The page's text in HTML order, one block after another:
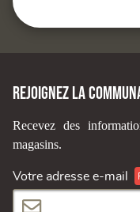
Rejoignez la
Recevez des
magasins.
Votre adresse e-mail